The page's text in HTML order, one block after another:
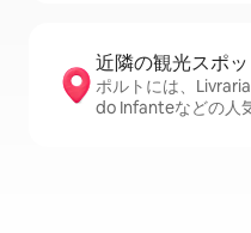
近隣の観光ス⁠ポ⁠ッ⁠
ポルトには、
do Infanteなどの人